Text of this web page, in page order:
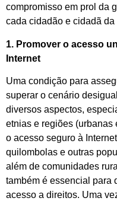
compromisso em prol da
cada cidadão e cidadã
1. Promover o acesso
Internet
Uma condição para
superar o cenário
diversos aspectos,
etnias e regiões (urbanas
o acesso seguro à
quilombolas e outras
além de comunidades
também é essencial para
acesso a direitos. Uma